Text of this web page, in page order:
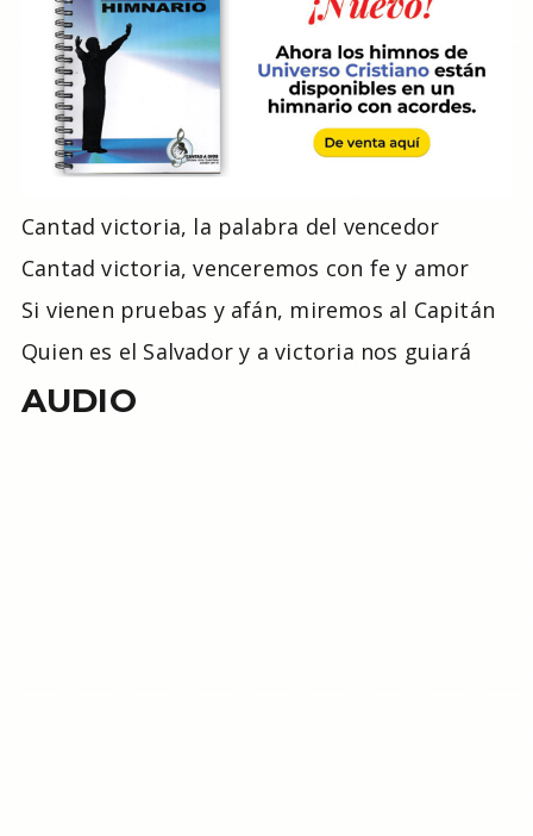
Cantad victoria, la palabra del vencedor
Cantad victoria, venceremos con fe y amor
Si vienen pruebas y afán, miremos al Capitán
Quien es el Salvador y a victoria nos guiará
AUDIO